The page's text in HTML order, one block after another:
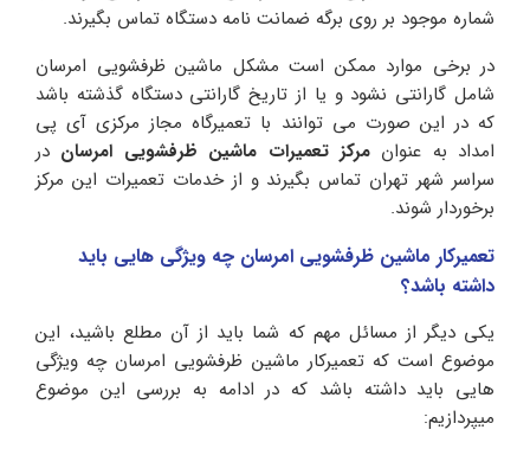
شماره موجود بر روی برگه ضمانت نامه دستگاه تماس بگیرند.
در برخی موارد ممکن است مشکل ماشین ظرفشویی امرسان
شامل گارانتی نشود و یا از تاریخ گارانتی دستگاه گذشته باشد
که در این صورت می توانند با تعمیرگاه مجاز مرکزی آی پی
امداد به عنوان مرکز تعمیرات ماشین ظرفشویی امرسان در
سراسر شهر تهران تماس بگیرند و از خدمات تعمیرات این مرکز
برخوردار شوند.
تعمیرکار ماشین ظرفشویی امرسان چه ویژگی هایی باید
داشته باشد؟
یکی دیگر از مسائل مهم که شما باید از آن مطلع باشید، این
موضوع است که تعمیرکار ماشین ظرفشویی امرسان چه ویژگی
هایی باید داشته باشد که در ادامه به بررسی این موضوع
میپردازیم: